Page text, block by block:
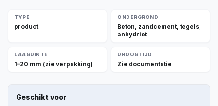
TYPE
product
ONDERGROND
Beton, zandcement, tegels,
anhydriet
LAAGDIKTE
1–20 mm (zie verpakking)
DROOGTIJD
Zie documentatie
Geschikt voor